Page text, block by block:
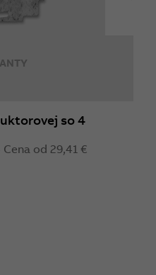
so 4
od 29,41 €